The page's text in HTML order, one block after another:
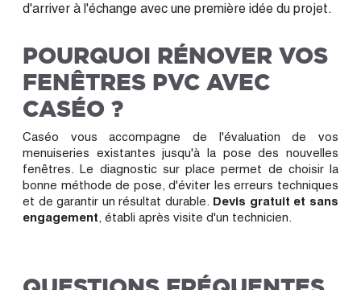
d'arriver à l'échange avec une première idée du projet.
POURQUOI RÉNOVER VOS
FENÊTRES PVC AVEC
CASÉO ?
Caséo vous accompagne de l'évaluation de vos
menuiseries existantes jusqu'à la pose des nouvelles
fenêtres. Le diagnostic sur place permet de choisir la
bonne méthode de pose, d'éviter les erreurs techniques
et de garantir un résultat durable. Devis gratuit et sans
engagement, établi après visite d'un technicien.